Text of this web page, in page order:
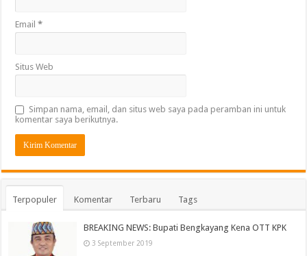
Email*
Situs Web
Simpan nama, email, dan situs web saya pada peramban ini untuk
komentar saya berikutnya.
Terpopuler Komentar Terbaru Tags
BREAKING NEWS: Bupati Bengkayang Kena OTT KPK
3 September 2019